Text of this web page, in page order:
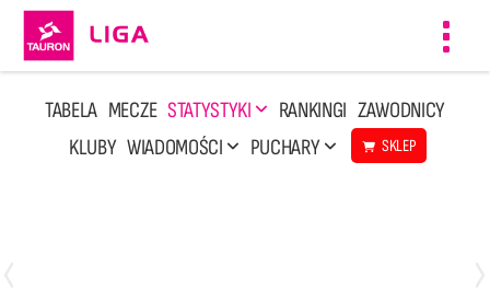
TABELA MECZE STATYSTYKI RANKINGI ZAWODNICY
KLUBY WIADOMOŚCI PUCHARY SKLEP